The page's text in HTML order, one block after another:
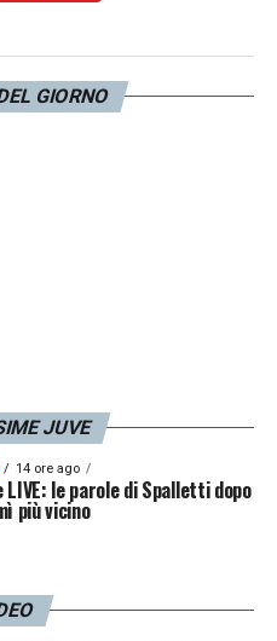
GIORNO
JUVE
14 ore ago
LIVE: le parole di Spalletti dopo
più vicino